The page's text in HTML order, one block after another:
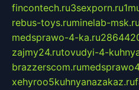
fincontech.ru3sexporn.ru
rebus-toys.ruminelab-msk.ru
medsprawo-4-ka.ru
zajmy24.rutovudyi-4-
brazzerscom.ru
xehyroo5kuhnyanazakaz.ru